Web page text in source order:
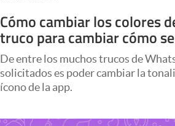
Negocios
Columnistas
Apertura
Cómo cambiar los colores
truco para cambiar cómo
De entre los muchos trucos de
solicitados es poder cambiar la
ícono de la app.